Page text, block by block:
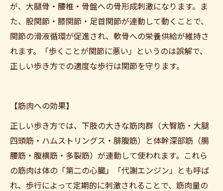
が、大腿骨・腰椎・骨盤への骨形成刺激になります。ま
た、股関節・膝関節・足首関節が連動して動くことで、
関節の滑液循環が促進され、軟骨への栄養供給が維持さ
れます。「歩くことが関節に悪い」というのは誤解で、
正しい歩き方での適度な歩行は関節を守ります。
【筋肉への効果】
正しい歩き方では、下肢の大きな筋肉群（大臀筋・大腿
四頭筋・ハムストリングス・腓腹筋）と体幹深部筋（腸
腰筋・腹横筋・多裂筋）が連動して使われます。これら
の筋肉は体の「第二の心臓」「代謝エンジン」とも呼ば
れ、歩行によって定期的に刺激されることで、筋肉量の